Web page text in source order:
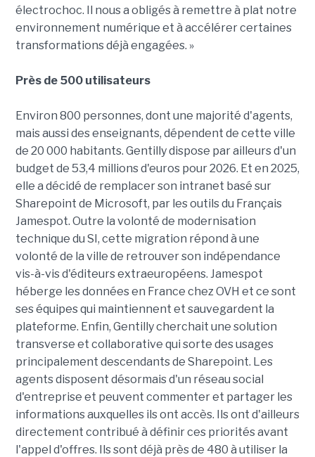
électrochoc. Il nous a obligés à remettre à plat notre
environnement numérique et à accélérer certaines
transformations déjà engagées. »
Près de 500 utilisateurs
Environ 800 personnes, dont une majorité d'agents,
mais aussi des enseignants, dépendent de cette ville
de 20 000 habitants. Gentilly dispose par ailleurs d'un
budget de 53,4 millions d'euros pour 2026. Et en 2025,
elle a décidé de remplacer son intranet basé sur
Sharepoint de Microsoft, par les outils du Français
Jamespot. Outre la volonté de modernisation
technique du SI, cette migration répond à une
volonté de la ville de retrouver son indépendance
vis-à-vis d'éditeurs extraeuropéens. Jamespot
héberge les données en France chez OVH et ce sont
ses équipes qui maintiennent et sauvegardent la
plateforme. Enfin, Gentilly cherchait une solution
transverse et collaborative qui sorte des usages
principalement descendants de Sharepoint. Les
agents disposent désormais d'un réseau social
d'entreprise et peuvent commenter et partager les
informations auxquelles ils ont accès. Ils ont d'ailleurs
directement contribué à définir ces priorités avant
l'appel d'offres. Ils sont déjà près de 480 à utiliser la